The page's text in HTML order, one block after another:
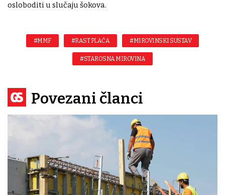
osloboditi u slučaju šokova.
#MMF #RAST PLAĆA #MIROVINSKI SUSTAV
#STAROSNA MIROVINA
Povezani članci